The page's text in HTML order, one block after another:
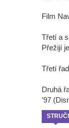
Film
Třetí a
Přežijí
Třetí
Druhá
'97